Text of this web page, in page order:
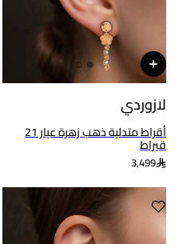
لازوردي
أقراط متدلية ذهب زهرة عيار 21
قيراط
3,499